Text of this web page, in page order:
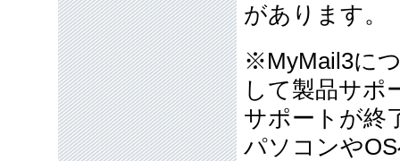
があります。
※MyMail3に
して製品サポ
サポートが終
パソコンや